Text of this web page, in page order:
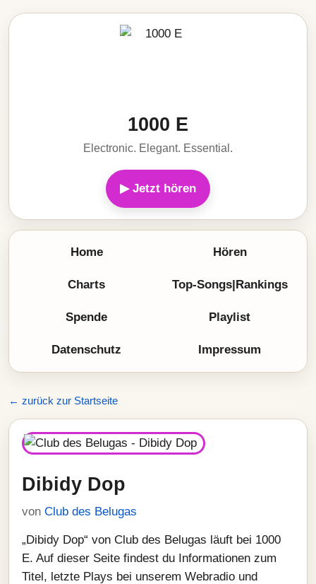
1000 E
Electronic. Elegant. Essential.
▶ Jetzt hören
Home Hören
Charts Top-Songs|Rankings
Spende Playlist
Datenschutz Impressum
← zurück zur Startseite
Dibidy Dop
von Club des Belugas
„Dibidy Dop“ von Club des Belugas läuft bei 1000
E. Auf dieser Seite findest du Informationen zum
Titel, letzte Plays bei unserem Webradio und